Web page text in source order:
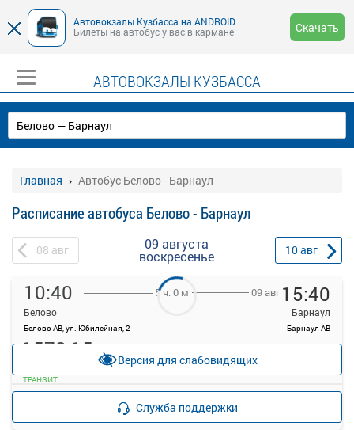
Автовокзалы Кузбасса на ANDROID
Билеты на автобус у вас в кармане
Скачать
АВТОВОКЗАЛЫ КУЗБАССА
Главная Автобус Белово - Барнаул
Расписание автобуса Белово - Барнаул
08 авг 09 августа
воскресенье 10авг
10:40
Белово
Белово АВ, ул. Юбилейная, 2
5 ч. 0 м 09 авг 15:40
Барнаул
Барнаул АВ
1578.15 руб.
ТРАНЗИТ
Продажа билетов
прекращена
Версия для слабовидящих
Служба поддержки